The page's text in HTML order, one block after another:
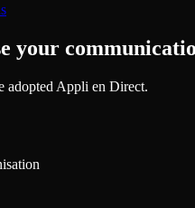
your
adopted Appli en Direct.